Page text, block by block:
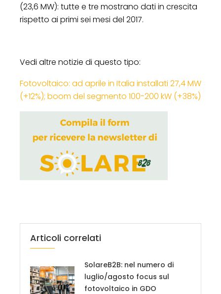
(23,6 MW): tutte e tre mostrano dati in crescita
rispetto ai primi sei mesi del 2017.
Vedi altre notizie di questo tipo:
Fotovoltaico: ad aprile in Italia installati 27,4 MW
(+12%); boom del segmento 100-200 kW (+38%)
Articoli correlati
SolareB2B: nel numero di
luglio/agosto focus sul
fotovoltaico in GDO